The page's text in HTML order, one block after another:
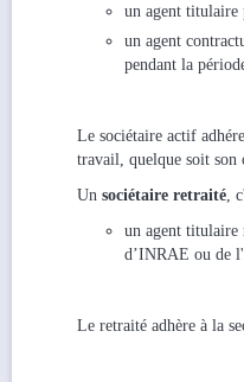
un agent titulaire
un agent
pendant la
Le sociétaire actif
travail, quelque soit son
Un sociétaire retraité,
un agent
d’INRAE ou de
Le retraité adhère à la